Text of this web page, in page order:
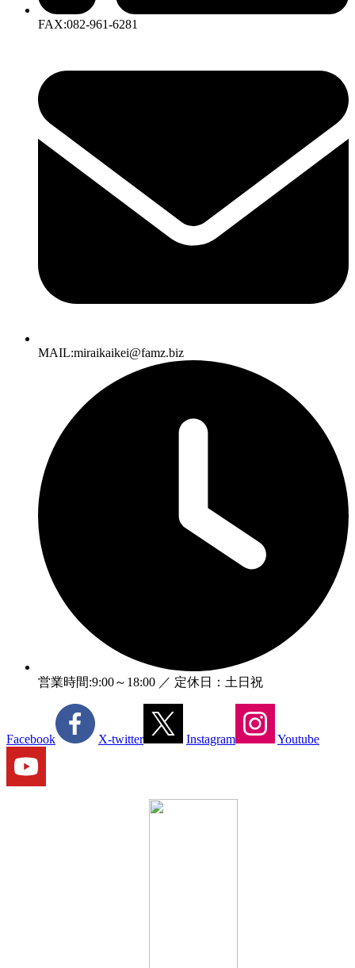
FAX:082-961-6281
MAIL:miraikaikei@famz.biz
営業時間:9:00～18:00 ／ 定休日：土日祝
Facebook X-twitter Instagram Youtube